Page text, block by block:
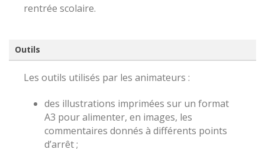
rentrée scolaire.
Outils
Les outils utilisés par les animateurs :
des illustrations imprimées sur un format
A3 pour alimenter, en images, les
commentaires donnés à différents points
d’arrêt ;